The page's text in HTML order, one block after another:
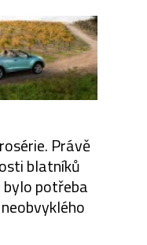
Právě
blatníků
potřeba